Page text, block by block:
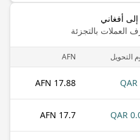
أفغاني
بالتجزئة
التحويل AFN
17.88 AFN
17.7 AFN